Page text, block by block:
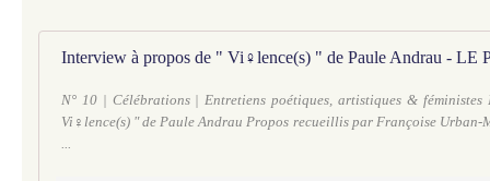
N° 10 | Célébrations | Entretiens poétiques, artistiques &
Vi♀lence(s) " de Paule Andrau Propos recueillis par Françoise
...